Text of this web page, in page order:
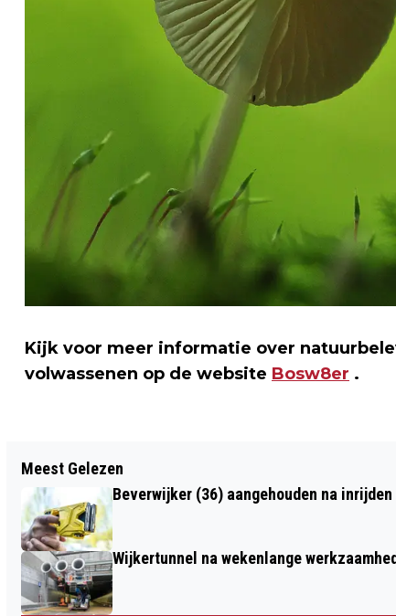
Kijk voor meer informatie over
volwassenen op de website Bosw8er .
WINNAAR MAKATHON ONTWIKKELT
PROTOTYPE KLIMAATBESTENDIGE
WATERGEVEL
Meest Gelezen
Beverwijker (36) aangehouden na
Wijkertunnel na wekenlange